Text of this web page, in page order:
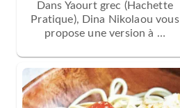
Dans Yaourt grec (Hachette
Pratique), Dina Nikolaou vous
propose une version à …